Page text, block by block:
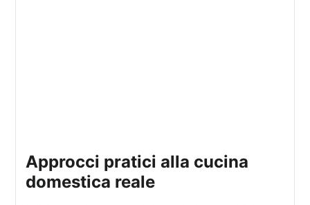
approcci pratici alla cucina
domestica reale